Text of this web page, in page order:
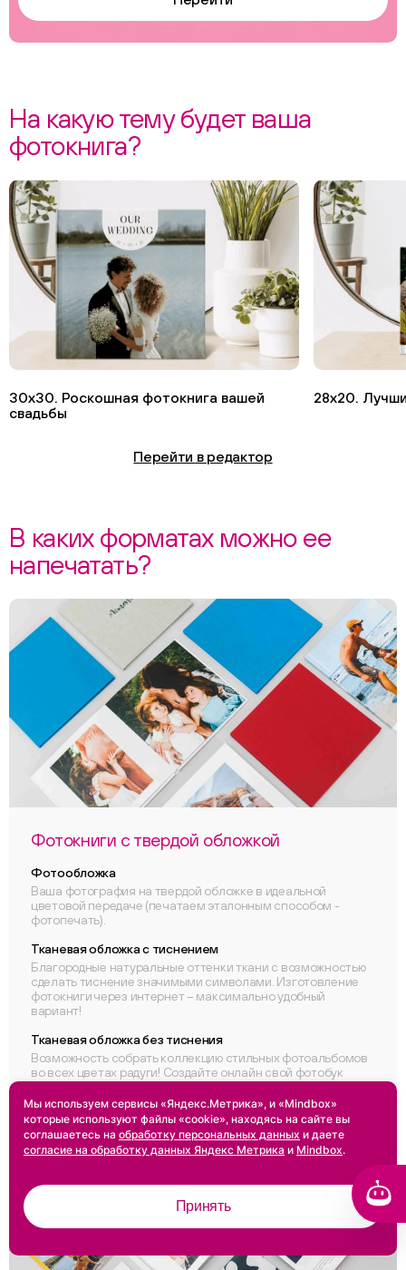
На какую тему будет ваша
фотокнига?
30х30. Роскошная фотокнига вашей
свадьбы
28х20.
Перейти в редактор
В каких форматах можно ее
напечатать?
Фотокниги с твердой обложкой
Фотообложка
Ваша фотография на твердой обложке в идеальной
цветовой передаче (печатаем эталонным способом -
фотопечать).
Тканевая обложка с тиснением
Благородные натуральные оттенки ткани с возможностью
сделать тиснение значимыми символами. Изготовление
фотокниги через интернет – максимально удобный
вариант!
Тканевая обложка без тиснения
Возможность собрать коллекцию стильных фотоальбомов
во всех цветах радуги! Создайте онлайн свой фотобук
Мы используем сервисы «Яндекс.Метрика», и «Mindbox»
которые используют файлы «cookie», находясь на сайте вы
соглашаетесь на обработку персональных данных и даете
согласие на обработку данных Яндекс Метрика и Mindbox.
Принять